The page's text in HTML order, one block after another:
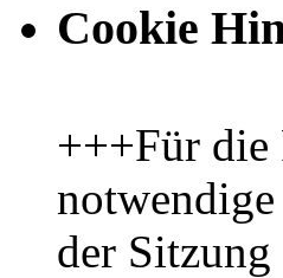
Cookie
+++Für die
notwendige
der